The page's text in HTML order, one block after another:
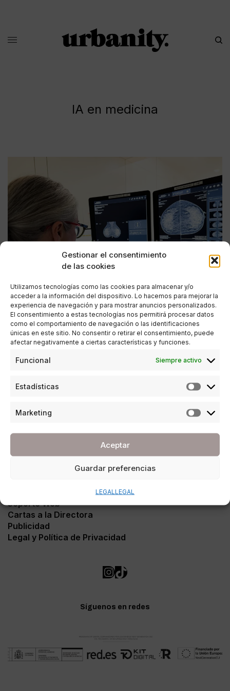
Gestionar el consentimiento
de las cookies
Utilizamos tecnologías como las cookies para almacenar y/o
acceder a la información del dispositivo. Lo hacemos para mejorar la
experiencia de navegación y para mostrar anuncios personalizados.
El consentimiento a estas tecnologías nos permitirá procesar datos
como el comportamiento de navegación o las identificaciones
únicas en este sitio. No consentir o retirar el consentimiento, puede
afectar negativamente a ciertas características y funciones.
Funcional Siempre activo
Estadísticas
Marketing
Aceptar
Guardar preferencias
LEGAL LEGAL
IA en medicina
imagen con inteligencia artificial
25/04/2025
4 MINUTOS DE LECTURA
Soporte Web
Cartas a la Directora
Publicidad
Legal y Política de Privacidad
Síguenos en redes